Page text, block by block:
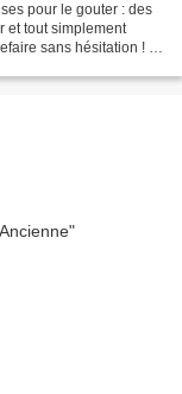
pour le gouter : des
et tout simplement
sans hésitation ! Et